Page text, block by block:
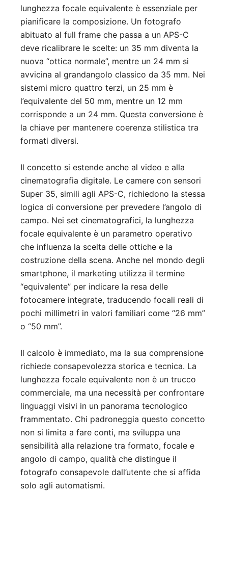
lunghezza focale equivalente è essenziale per
pianificare la composizione. Un fotografo
abituato al full frame che passa a un APS-C
deve ricalibrare le scelte: un 35 mm diventa la
nuova “ottica normale”, mentre un 24 mm si
avvicina al grandangolo classico da 35 mm. Nei
sistemi micro quattro terzi, un 25 mm è
l’equivalente del 50 mm, mentre un 12 mm
corrisponde a un 24 mm. Questa conversione è
la chiave per mantenere coerenza stilistica tra
formati diversi.
Il concetto si estende anche al video e alla
cinematografia digitale. Le camere con sensori
Super 35, simili agli APS-C, richiedono la stessa
logica di conversione per prevedere l’angolo di
campo. Nei set cinematografici, la lunghezza
focale equivalente è un parametro operativo
che influenza la scelta delle ottiche e la
costruzione della scena. Anche nel mondo degli
smartphone, il marketing utilizza il termine
“equivalente” per indicare la resa delle
fotocamere integrate, traducendo focali reali di
pochi millimetri in valori familiari come “26 mm”
o “50 mm”.
Il calcolo è immediato, ma la sua comprensione
richiede consapevolezza storica e tecnica. La
lunghezza focale equivalente non è un trucco
commerciale, ma una necessità per confrontare
linguaggi visivi in un panorama tecnologico
frammentato. Chi padroneggia questo concetto
non si limita a fare conti, ma sviluppa una
sensibilità alla relazione tra formato, focale e
angolo di campo, qualità che distingue il
fotografo consapevole dall’utente che si affida
solo agli automatismi.